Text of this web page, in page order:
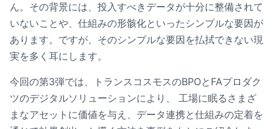
ん。その背景には、投入すべきデータが十分に整備されて
いないことや、仕組みの形骸化といったシンプルな要因が
あります。ですが、そのシンプルな要因を払拭できない現
実を多く耳にします。
今回の第3弾では、トランスコスモスのBPOとFAプロダク
ツのデジタルソリューションにより、 工場に眠るさまざ
まなアセットに価値を与え、データ連携と仕組みの定着を